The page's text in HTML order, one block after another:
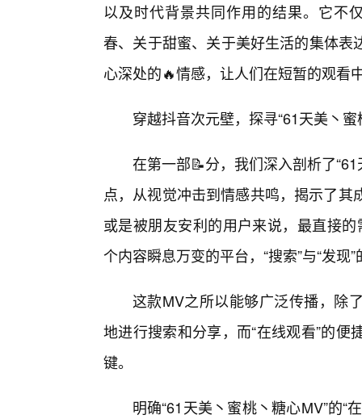
以及时代背景共同作用的结果。它不
春、关于甜蜜、关于美好生活的集体
心深处的🔥情感，让人们在短暂的观看
穿越抖音次元壁，探寻“61天美丶
在第一部📝分，我们深入剖析了
点，从视觉冲击到情感共鸣，揭示了
或是被朋友安利的用户来说，最直接
个内容瞬息万变的平台，“搜索”与“发现
这款MV之所以能够广泛传播，除
地进行搜索和分享，而“在线观看”的
键。
明确“61天美丶蜜桃丶糖心MV”的“